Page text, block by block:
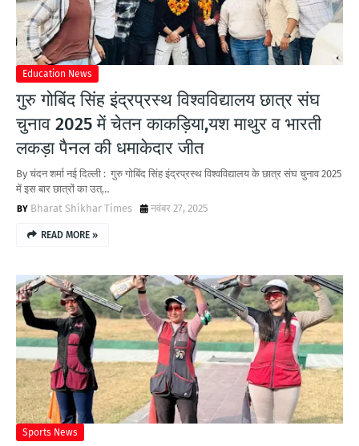
Education News
गुरु गोबिंद सिंह इंद्रप्रस्थ विश्वविद्यालय छात्र संघ
चुनाव 2025 में चेतन काकड़िया,यश माथुर व भारती
लकड़ा पैनल की धमाकेदार जीत
By चंदन शर्मा नई दिल्ली : गुरु गोबिंद सिंह इंद्रप्रस्थ विश्वविद्यालय के छात्र संघ चुनाव 2025
में इस बार छात्रों का उत्…
Bharat Shikhar Times
नवंबर 27, 2025
READ MORE »
Sports News